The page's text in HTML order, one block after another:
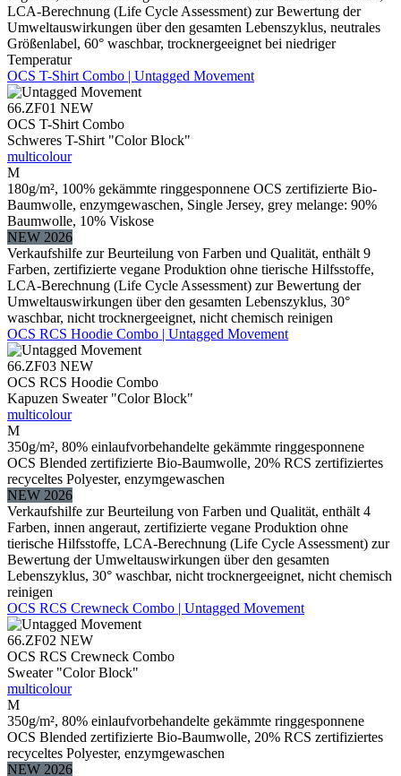
LCA-Berechnung (Life Cycle Assessment) zur Bewertung der
Umweltauswirkungen über den gesamten Lebenszyklus, neutrales
Größenlabel, 60° waschbar, trocknergeeignet bei niedriger
Temperatur
OCS T-Shirt Combo | Untagged Movement
66.ZF01 NEW
OCS T-Shirt Combo
Schweres T-Shirt "Color Block"
multicolour
M
180g/m², 100% gekämmte ringgesponnene OCS zertifizierte Bio-
Baumwolle, enzymgewaschen, Single Jersey, grey melange: 90%
Baumwolle, 10% Viskose
NEW 2026
Verkaufshilfe zur Beurteilung von Farben und Qualität, enthält 9
Farben, zertifizierte vegane Produktion ohne tierische Hilfsstoffe,
LCA-Berechnung (Life Cycle Assessment) zur Bewertung der
Umweltauswirkungen über den gesamten Lebenszyklus, 30°
waschbar, nicht trocknergeeignet, nicht chemisch reinigen
OCS RCS Hoodie Combo | Untagged Movement
66.ZF03 NEW
OCS RCS Hoodie Combo
Kapuzen Sweater "Color Block"
multicolour
M
350g/m², 80% einlaufvorbehandelte gekämmte ringgesponnene
OCS Blended zertifizierte Bio-Baumwolle, 20% RCS zertifiziertes
recyceltes Polyester, enzymgewaschen
NEW 2026
Verkaufshilfe zur Beurteilung von Farben und Qualität, enthält 4
Farben, innen angeraut, zertifizierte vegane Produktion ohne
tierische Hilfsstoffe, LCA-Berechnung (Life Cycle Assessment) zur
Bewertung der Umweltauswirkungen über den gesamten
Lebenszyklus, 30° waschbar, nicht trocknergeeignet, nicht chemisch
reinigen
OCS RCS Crewneck Combo | Untagged Movement
66.ZF02 NEW
OCS RCS Crewneck Combo
Sweater "Color Block"
multicolour
M
350g/m², 80% einlaufvorbehandelte gekämmte ringgesponnene
OCS Blended zertifizierte Bio-Baumwolle, 20% RCS zertifiziertes
recyceltes Polyester, enzymgewaschen
NEW 2026